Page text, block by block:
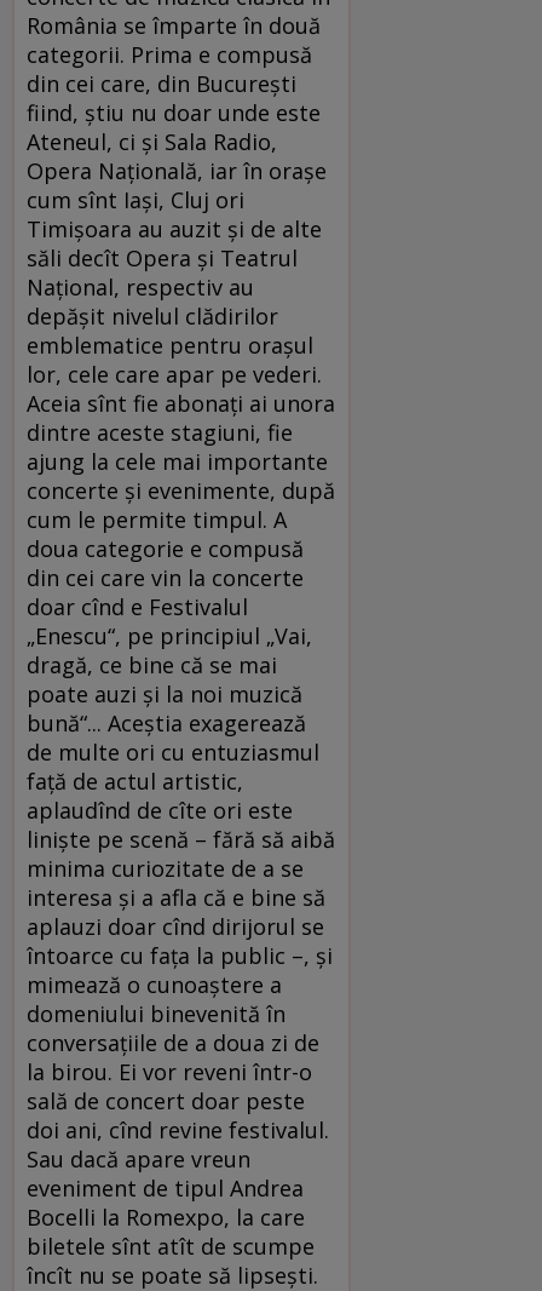
România se împarte în două
categorii. Prima e compusă
din cei care, din Bucureşti
fiind, ştiu nu doar unde este
Ateneul, ci şi Sala Radio,
Opera Naţională, iar în oraşe
cum sînt Iaşi, Cluj ori
Timişoara au auzit şi de alte
săli decît Opera şi Teatrul
Naţional, respectiv au
depăşit nivelul clădirilor
emblematice pentru oraşul
lor, cele care apar pe vederi.
Aceia sînt fie abonaţi ai unora
dintre aceste stagiuni, fie
ajung la cele mai importante
concerte şi evenimente, după
cum le permite timpul. A
doua categorie e compusă
din cei care vin la concerte
doar cînd e Festivalul
„Enescu“, pe principiul „Vai,
dragă, ce bine că se mai
poate auzi şi la noi muzică
bună“... Aceştia exagerează
de multe ori cu entuziasmul
faţă de actul artistic,
aplaudînd de cîte ori este
linişte pe scenă – fără să aibă
minima curiozitate de a se
interesa şi a afla că e bine să
aplauzi doar cînd dirijorul se
întoarce cu faţa la public –, şi
mimează o cunoaştere a
domeniului binevenită în
conversaţiile de a doua zi de
la birou. Ei vor reveni într-o
sală de concert doar peste
doi ani, cînd revine festivalul.
Sau dacă apare vreun
eveniment de tipul Andrea
Bocelli la Romexpo, la care
biletele sînt atît de scumpe
încît nu se poate să lipseşti.